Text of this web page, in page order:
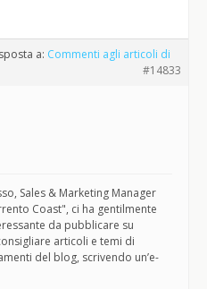
a: Commenti agli articoli di
#14833
Sales & Marketing Manager
Coast", ci ha gentilmente
da pubblicare su
articoli e temi di
del blog, scrivendo un’e-